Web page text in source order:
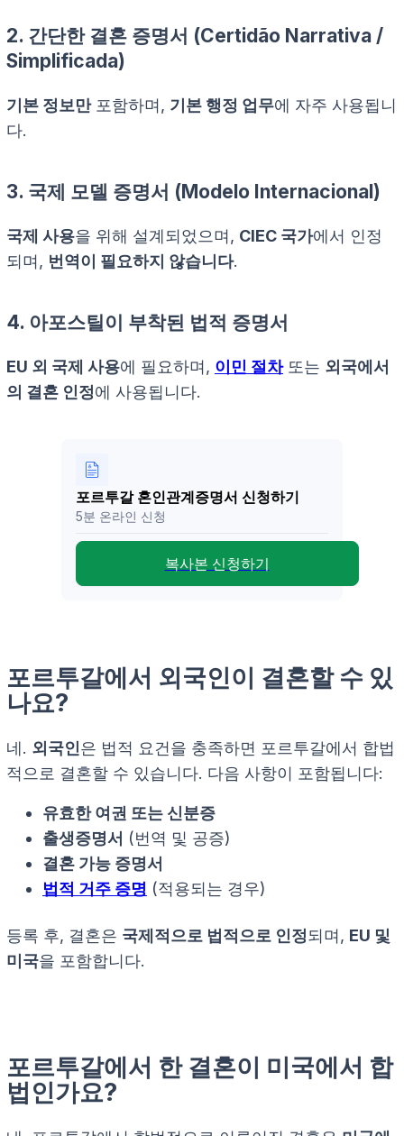
2. 간단한 결혼 증명서 (Certidão Narrativa /
Simplificada)
기본 정보만포함하며, 기본 행정 업무에 자주 사용됩니
다.
3. 국제 모델 증명서 (Modelo Internacional)
국제 사용을 위해 설계되었으며, CIEC 국가에서 인정
되며, 번역이 필요하지 않습니다.
4. 아포스틸이 부착된 법적 증명서
EU 외 국제 사용에 필요하며, 이민 절차또는 외국에서
의 결혼 인정에 사용됩니다.
포르투갈 혼인관계증명서 신청하기
5분 온라인 신청
복사본 신청하기
포르투갈에서 외국인이 결혼할 수 있
나요?
네. 외국인은 법적 요건을 충족하면 포르투갈에서 합법
적으로 결혼할 수 있습니다. 다음 사항이 포함됩니다:
유효한 여권 또는 신분증
출생증명서 (번역 및 공증)
결혼 가능 증명서
법적 거주 증명 (적용되는 경우)
등록 후, 결혼은 국제적으로 법적으로 인정되며, EU 및
미국을 포함합니다.
포르투갈에서 한 결혼이 미국에서 합
법인가요?